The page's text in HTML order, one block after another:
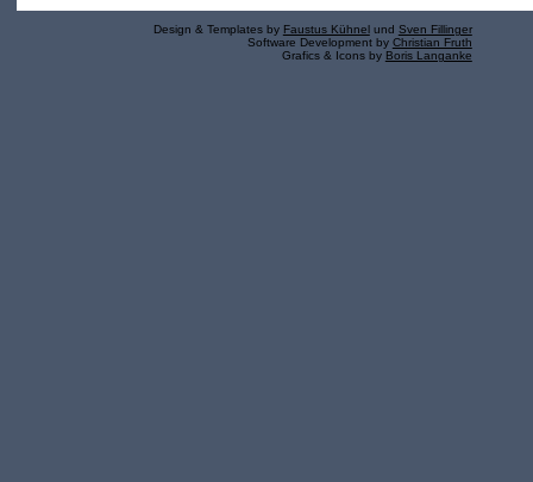
Design & Templates by Faustus Kühnel und Sven Fillinger
Software Development by Christian Fruth
Grafics & Icons by Boris Langanke